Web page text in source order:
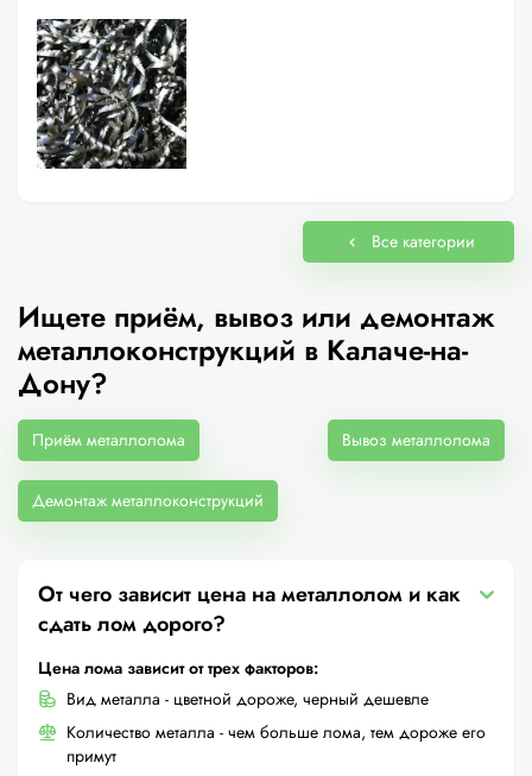
Все категории
Ищете приём, вывоз или демонтаж
металлоконструкций в Калаче-на-
Дону?
Приём металлолома Вывоз металлолома
Демонтаж металлоконструкций
От чего зависит цена на металлолом и как
сдать лом дорого?
Цена лома зависит от трех факторов:
Вид металла - цветной дороже, черный дешевле
Количество металла - чем больше лома, тем дороже его
примут